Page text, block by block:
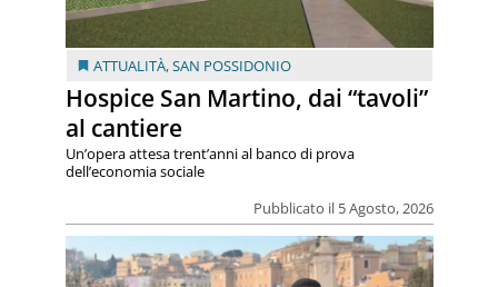
ATTUALITÀ,SAN POSSIDONIO
Hospice San Martino, dai “tavoli”
al cantiere
Pubblicato il 5 Agosto, 2026
Un’opera attesa trent’anni al banco di prova
dell’economia sociale